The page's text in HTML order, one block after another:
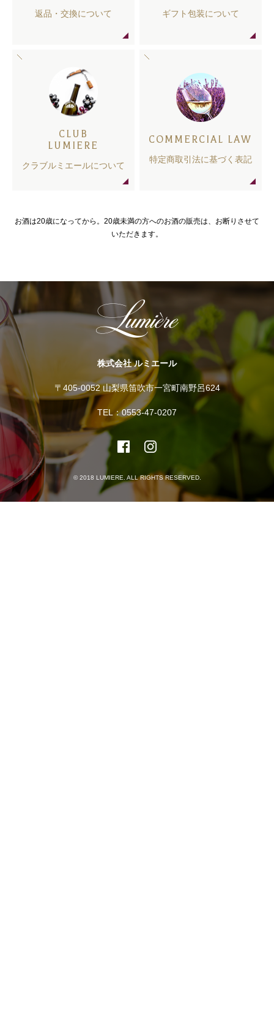
返品・交換について ギフト包装について
CLUB
LUMIERE
クラブルミエールについて
COMMERCIAL LAW
特定商取引法に基づく表記
お酒は20歳になってから。20歳未満の方へのお酒の販売は、お断りさせて
いただきます。
株式会社 ルミエール
〒405-0052 山梨県笛吹市一宮町南野呂624
TEL：0553-47-0207
© 2018 LUMIERE. ALL RIGHTS RESERVED.